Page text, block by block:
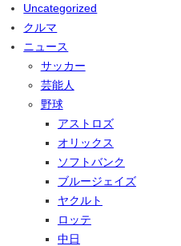
Uncategorized
クルマ
ニュース
サッカー
芸能人
野球
アストロズ
オリックス
ソフトバンク
ブルージェイズ
ヤクルト
ロッテ
中日